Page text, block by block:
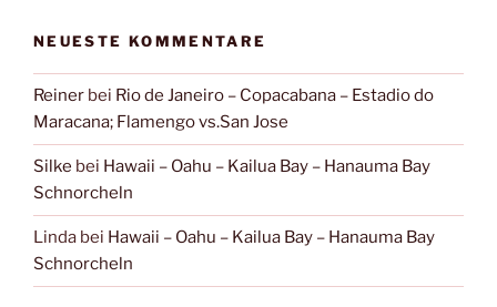
NEUESTE KOMMENTARE
Reiner bei Rio de Janeiro – Copacabana – Estadio do
Maracana; Flamengo vs.San Jose
Silke bei Hawaii – Oahu – Kailua Bay – Hanauma Bay
Schnorcheln
Linda bei Hawaii – Oahu – Kailua Bay – Hanauma Bay
Schnorcheln